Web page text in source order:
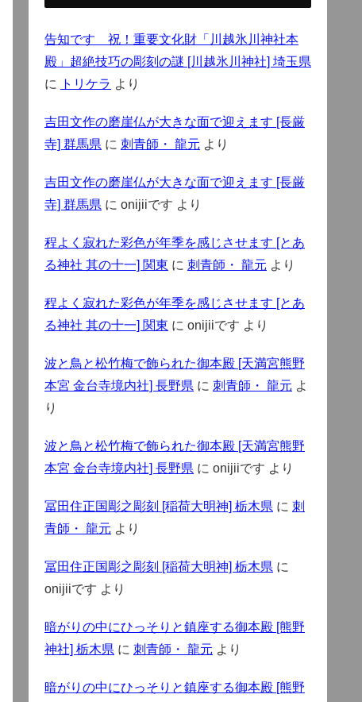
告知です 祝！重要文化財「川越氷川神社本
殿」超絶技巧の彫刻の謎 [川越氷川神社] 埼玉県
に
トリケラ より
吉田文作の磨崖仏が大きな面で迎えます [長厳
寺] 群馬県 に 刺青師・ 龍元 より
吉田文作の磨崖仏が大きな面で迎えます [長厳
寺] 群馬県 に onijiiです より
程よく寂れた彩色が年季を感じさせます [とあ
る神社 其の十一] 関東 に 刺青師・ 龍元 より
程よく寂れた彩色が年季を感じさせます [とあ
る神社 其の十一] 関東 に onijiiです より
波と鳥と松竹梅で飾られた御本殿 [天満宮熊野
本宮 金台寺境内社] 長野県 に 刺青師・ 龍元 よ
り
波と鳥と松竹梅で飾られた御本殿 [天満宮熊野
本宮 金台寺境内社] 長野県 に onijiiです より
冨田住正国彫之彫刻 [稲荷大明神] 栃木県 に 刺
青師・ 龍元 より
冨田住正国彫之彫刻 [稲荷大明神] 栃木県 に
onijiiです より
暗がりの中にひっそりと鎮座する御本殿 [熊野
神社] 栃木県 に 刺青師・ 龍元 より
暗がりの中にひっそりと鎮座する御本殿 [熊野